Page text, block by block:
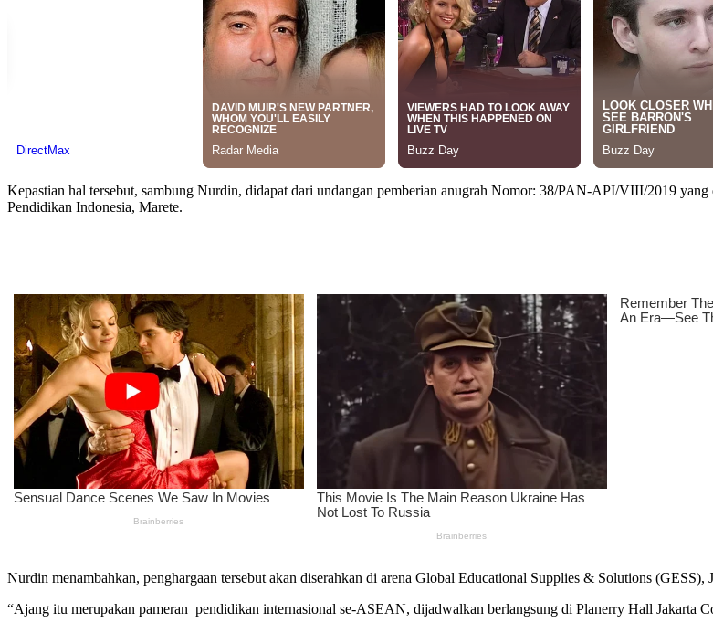
Kepastian hal tersebut, sambung Nurdin, didapat dari undangan pemberian anugrah Nomor: 38/PAN-API/VIII/2019
Pendidikan Indonesia, Marete.
Nurdin menambahkan, penghargaan tersebut akan diserahkan di arena Global Educational Supplies & Solutions (GESS),
“Ajang itu merupakan pameran pendidikan internasional se-ASEAN, dijadwalkan berlangsung di Planerry Hall Jakarta